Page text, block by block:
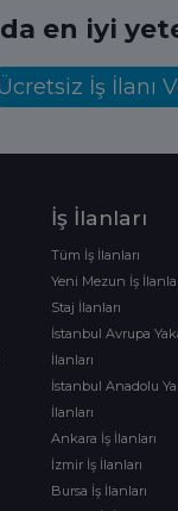
en iyi
İş İlanı
İş İlanları
Tüm İş İlanları
Yeni Mezun İş
Staj İlanları
İstanbul Avrupa
İlanları
İstanbul Anadolu
İlanları
Ankara İş İlanları
İzmir İş İlanları
Bursa İş İlanları